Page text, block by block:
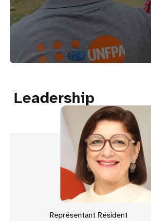
Leadership
Représentant Résident